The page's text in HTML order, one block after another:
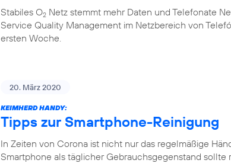
Stabiles O2 Netz stemmt mehr Daten und Telefonate
Service Quality Management im Netzbereich von
ersten Woche.
20. März 2020
KEIMHERD HANDY:
Tipps zur Smartphone-Reinigung
In Zeiten von Corona ist nicht nur das regelmäßige
Smartphone als täglicher Gebrauchsgegenstand